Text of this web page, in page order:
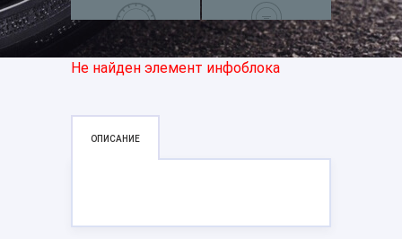
Контакты
Не найден элемент инфоблока
ОПИСАНИЕ